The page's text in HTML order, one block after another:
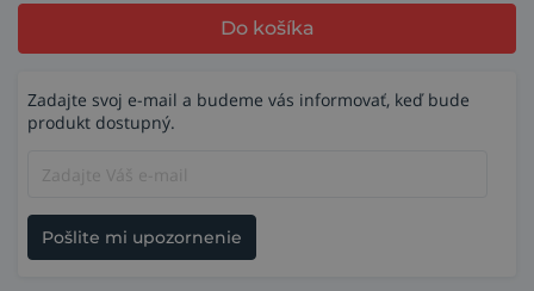
Do košíka
Zadajte svoj e-mail a budeme vás informovať, keď bude
produkt dostupný.
Pošlite mi upozornenie